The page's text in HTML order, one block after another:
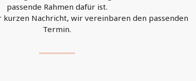
passende Rahmen dafür ist.
Nachricht, wir vereinbaren den passenden
Termin.